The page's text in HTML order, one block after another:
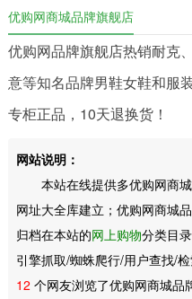
优购网商城品牌旗舰店
优购网品牌旗舰店热销耐克
意等知名品牌男鞋女鞋和服
专柜正品，10天退换货！
网站说明：
本站在线提供多优购网商城
网址大全库建立；优购网商城
归档在本站的网上购物分类目
引擎抓取/蜘蛛爬行/用户查找/
12 个网友浏览了优购网商城品